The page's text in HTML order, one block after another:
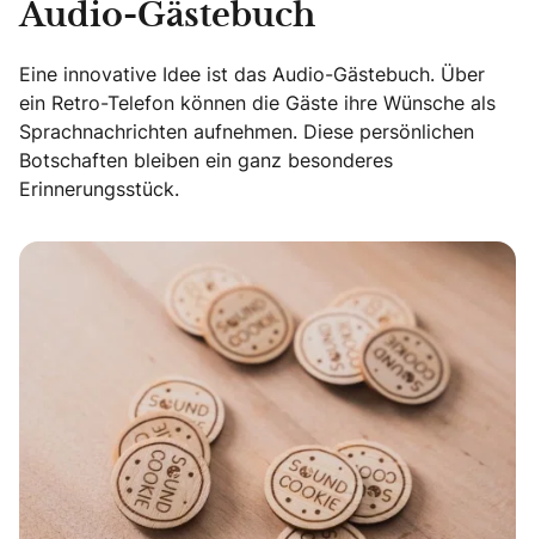
Audio-Gästebuch
Eine innovative Idee ist das Audio-Gästebuch. Über
ein Retro-Telefon können die Gäste ihre Wünsche als
Sprachnachrichten aufnehmen. Diese persönlichen
Botschaften bleiben ein ganz besonderes
Erinnerungsstück.